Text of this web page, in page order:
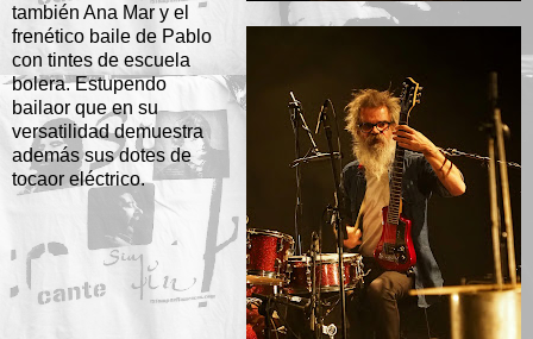
también Ana Mar y el
frenético baile de Pablo
con tintes de escuela
bolera. Estupendo
bailaor que en su
versatilidad demuestra
además sus dotes de
tocaor eléctrico.